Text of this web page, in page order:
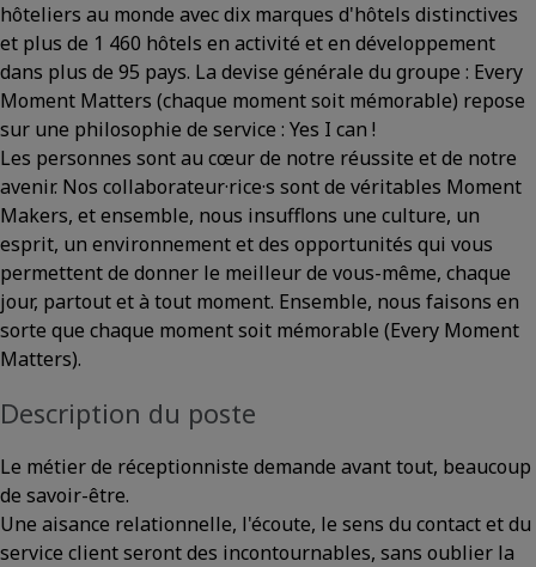
hôteliers au monde avec dix marques d'hôtels distinctives
et plus de 1 460 hôtels en activité et en développement
dans plus de 95 pays. La devise générale du groupe : Every
Moment Matters (chaque moment soit mémorable) repose
sur une philosophie de service : Yes I can !
Les personnes sont au cœur de notre réussite et de notre
avenir. Nos collaborateur·rice·s sont de véritables Moment
Makers, et ensemble, nous insufflons une culture, un
esprit, un environnement et des opportunités qui vous
permettent de donner le meilleur de vous-même, chaque
jour, partout et à tout moment. Ensemble, nous faisons en
sorte que chaque moment soit mémorable (Every Moment
Matters).
Description du poste
Le métier de réceptionniste demande avant tout, beaucoup
de savoir-être.
Une aisance relationnelle, l'écoute, le sens du contact et du
service client seront des incontournables, sans oublier la